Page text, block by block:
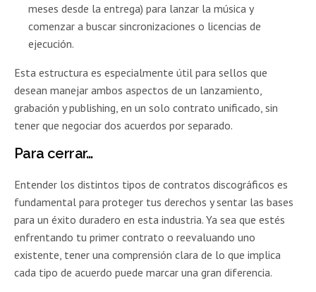
meses desde la entrega) para lanzar la música y
comenzar a buscar sincronizaciones o licencias de
ejecución.
Esta estructura es especialmente útil para sellos que
desean manejar ambos aspectos de un lanzamiento,
grabación y publishing, en un solo contrato unificado, sin
tener que negociar dos acuerdos por separado.
Para cerrar…
Entender los distintos tipos de contratos discográficos es
fundamental para proteger tus derechos y sentar las bases
para un éxito duradero en esta industria. Ya sea que estés
enfrentando tu primer contrato o reevaluando uno
existente, tener una comprensión clara de lo que implica
cada tipo de acuerdo puede marcar una gran diferencia.